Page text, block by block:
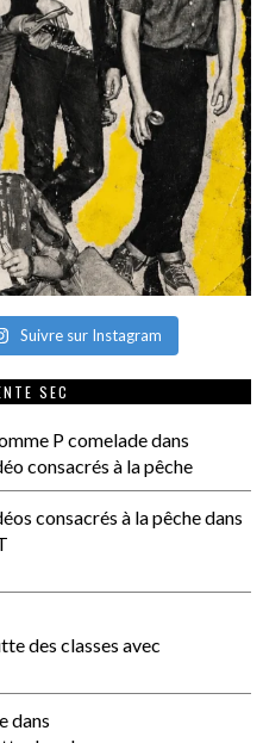
Suivre sur Instagram
SEC
P comeladedans
consacrés à la pêche
consacrés à la pêchedans
des classes avec
dans